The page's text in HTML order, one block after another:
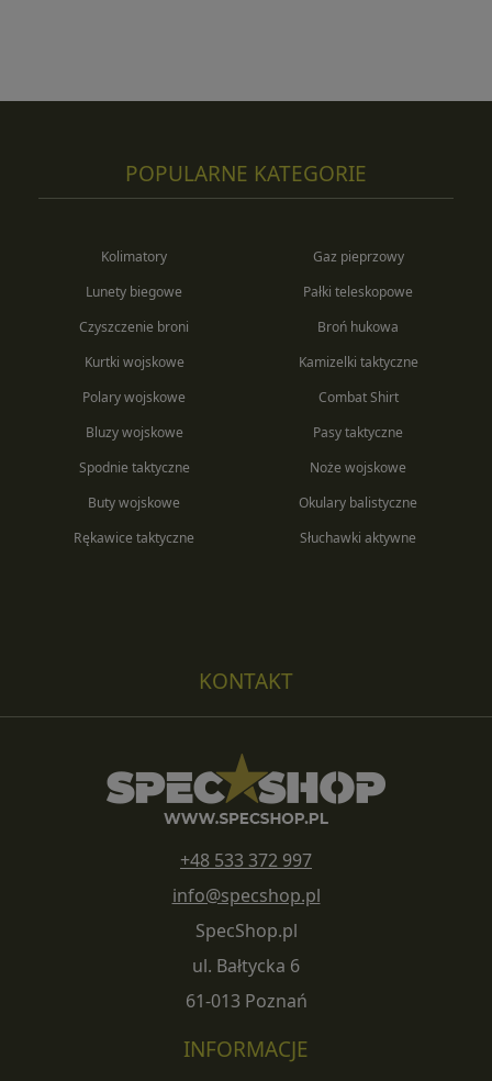
POPULARNE KATEGORIE
Kolimatory
Lunety biegowe
Czyszczenie broni
Gaz pieprzowy
Pałki teleskopowe
Broń hukowa
Kurtki wojskowe
Polary wojskowe
Bluzy wojskowe
Kamizelki taktyczne
Combat Shirt
Pasy taktyczne
Spodnie taktyczne
Buty wojskowe
Rękawice taktyczne
Noże wojskowe
Okulary balistyczne
Słuchawki aktywne
KONTAKT
+48 533 372 997
info@specshop.pl
SpecShop.pl
ul. Bałtycka 6
61-013 Poznań
INFORMACJE